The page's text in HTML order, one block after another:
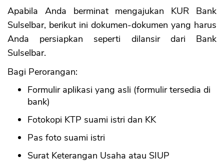
Apabila Anda berminat mengajukan KUR Bank
Sulselbar, berikut ini dokumen-dokumen yang harus
Anda persiapkan seperti dilansir dari Bank
Sulselbar.
Bagi Perorangan:
Formulir aplikasi yang asli (formulir tersedia di
bank)
Fotokopi KTP suami istri dan KK
Pas foto suami istri
Surat Keterangan Usaha atau SIUP